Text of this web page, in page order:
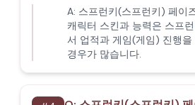
A: 스프런키(스프런키) 페이
캐릭터 스킨과 능력은 스프
서 업적과 게임(게임) 진행
경우가 많습니다.